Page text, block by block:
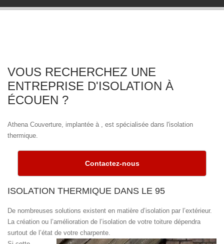
VOUS RECHERCHEZ UNE
ENTREPRISE D'ISOLATION À
ÉCOUEN ?
Athena Couverture, implantée à , est spécialisée dans l'isolation
thermique.
Contactez-nous
ISOLATION THERMIQUE DANS LE 95
De nombreuses solutions existent en matière d’isolation par l’extérieur.
La création ou l’amélioration de l’isolation de votre toiture dépendra
surtout de l’état de votre charpente.